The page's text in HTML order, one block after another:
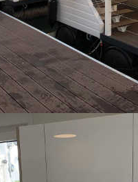
mobilne